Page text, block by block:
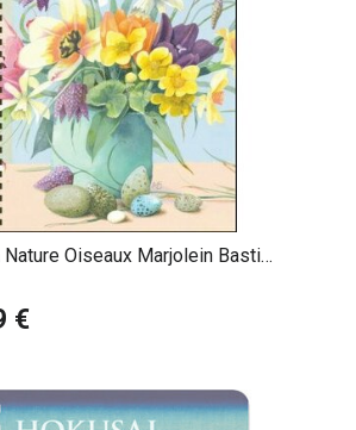
transportent dans des
le Cubisme ou le Pop Art, avec
contemporains, avec des
visuelle de notre culture. Ils
et pratique.
Nature Oiseaux Marjolein Bastin
€